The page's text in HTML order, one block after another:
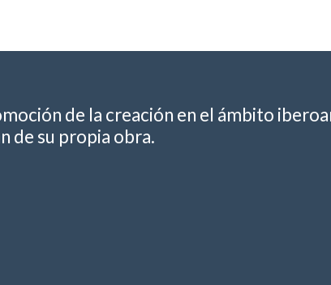
de la creación en el ámbito
de su propia obra.